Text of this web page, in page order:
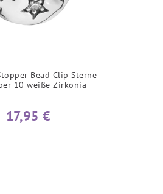
Bead Clip Sterne
10 weiße Zirkonia
17,95 €